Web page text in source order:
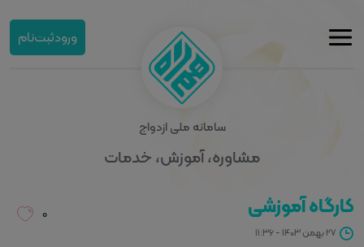
ورودثبت‌نام
سامانه ملی ازدواج
مشاوره، آموزش، خدمات
کارگاه آموزشی
۲۷ بهمن ۱۴۰۳ - ۱۱:۳۶
۰